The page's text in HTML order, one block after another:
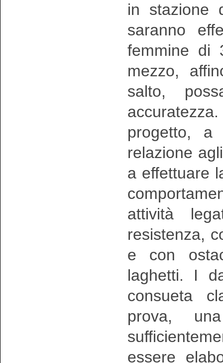
in stazione
saranno
femmine
mezzo,
salto,
progetto, a
relazione
a effettuare
attività
resistenza,
e con
laghetti. I
consueta
prova,
essere